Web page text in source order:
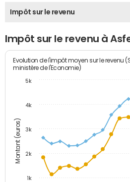
Impôt sur le revenu
Impôt sur le revenu à
Montant (euros)
Evolution de l'impôt moyen sur le revenu
ministère de l'Economie)
1k
2k
3k
4k
5k